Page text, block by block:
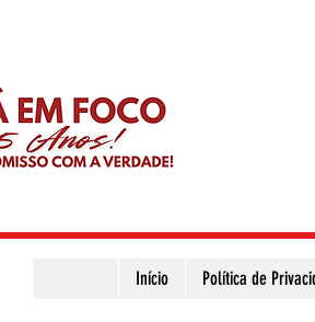
Início Política de